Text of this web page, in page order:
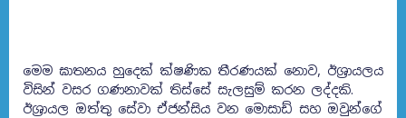
මෙම ඝාතනය හුදෙක් ක්ෂණික තීරණයක් නොව, ඊශ්‍රායලය
විසින් වසර ගණනාවක් තිස්සේ සැලසුම් කරන ලද්දකි.
ඊශ්‍රායල ඔත්තු සේවා ඒජන්සිය වන මොසාඩ් සහ ඔවුන්ගේ